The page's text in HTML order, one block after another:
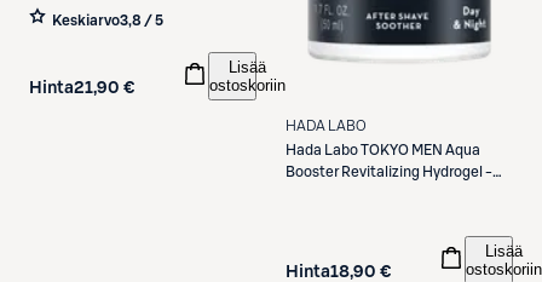
Keskiarvo3,8 / 5
Hinta21,90 €
Lisää
ostoskoriin
HADA LABO
Hada LaboTOKYO MEN Aqua
Booster Revitalizing Hydrogel -
Hinta18,90 €
Lisää
ostoskoriin